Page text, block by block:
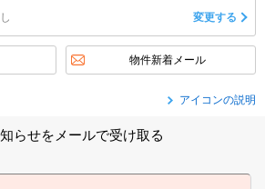
変更する
物件新着メール
アイコンの説明
らせをメールで受け取る